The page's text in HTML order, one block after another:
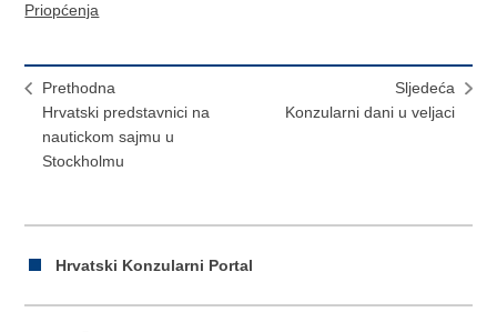
Priopćenja
Prethodna
Hrvatski predstavnici na
nautickom sajmu u
Stockholmu
Sljedeća
Konzularni dani u veljaci
Hrvatski Konzularni Portal